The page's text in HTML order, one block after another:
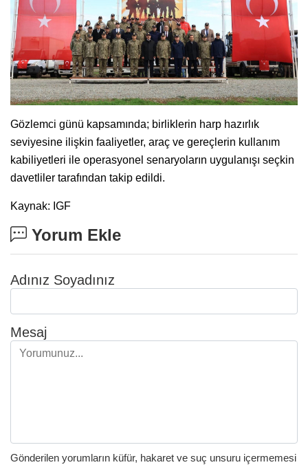
Gözlemci günü kapsamında; birliklerin harp hazırlık
seviyesine ilişkin faaliyetler, araç ve gereçlerin kullanım
kabiliyetleri ile operasyonel senaryoların uygulanışı seçkin
davetliler tarafından takip edildi.
Kaynak: IGF
Yorum Ekle
Adınız Soyadınız
Mesaj
Gönderilen yorumların küfür, hakaret ve suç unsuru içermemesi